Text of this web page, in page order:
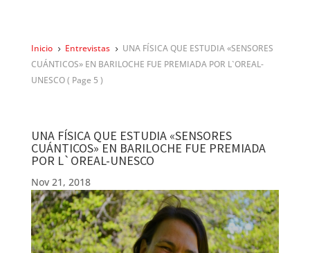
Inicio 5 Entrevistas 5
UNA FÍSICA QUE ESTUDIA «SENSORES
CUÁNTICOS» EN BARILOCHE FUE PREMIADA POR L`OREAL-
UNESCO( Page 5 )
UNA FÍSICA QUE ESTUDIA «SENSORES
CUÁNTICOS» EN BARILOCHE FUE PREMIADA
POR L`OREAL-UNESCO
Nov 21, 2018